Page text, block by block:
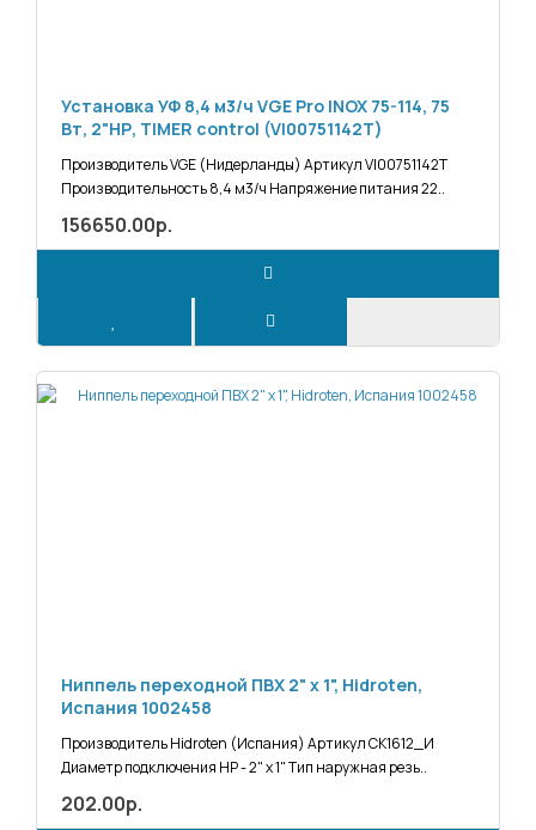
Установка УФ 8,4 м3/ч VGE Pro INOX 75-114, 75
Вт, 2"НР, TIMER control (VI00751142T)
Производитель VGE (Нидерланды) Артикул VI00751142T
Производительность 8,4 м3/ч Напряжение питания 22..
156650.00р.
Ниппель переходной ПВХ 2" х 1", Hidroten,
Испания 1002458
Производитель Hidroten (Испания) Артикул СК1612_И
Диаметр подключения НР - 2" х 1" Тип наружная резь..
202.00р.